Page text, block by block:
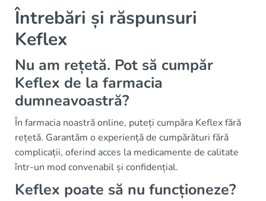
Întrebări și răspunsuri
Keflex
Nu am rețetă. Pot să cumpăr
Keflex de la farmacia
dumneavoastră?
În farmacia noastră online, puteți cumpăra Keflex fără
rețetă. Garantăm o experiență de cumpărături fără
complicații, oferind acces la medicamente de calitate
într-un mod convenabil și confidențial.
Keflex poate să nu funcționeze?